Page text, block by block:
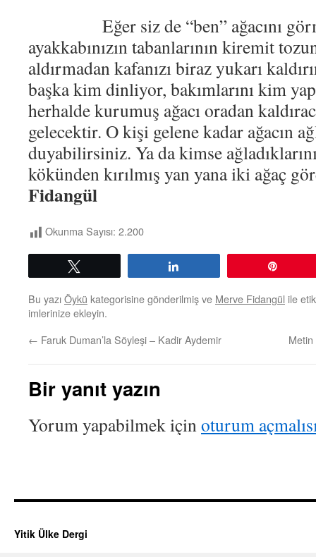
Eğer siz de “ben” ağacını
ayakkabınızın tabanlarının kiremit
aldırmadan kafanızı biraz yukarı
başka kim dinliyor, bakımlarını kim
herhalde kurumuş ağacı oradan
gelecektir. O kişi gelene kadar ağacın
duyabilirsiniz. Ya da kimse
kökünden kırılmış yan yana iki ağaç
Fidangül
Okunma Sayısı: 2.200
Bu yazıÖykü kategorisine gönderilmiş ve Merve Fidangül ile
imlerinize ekleyin.
← Faruk Duman’la Söyleşi – Kadir Aydemir
Bir yanıt yazın
Yorum yapabilmek içinoturum
Yitik Ülke Dergi